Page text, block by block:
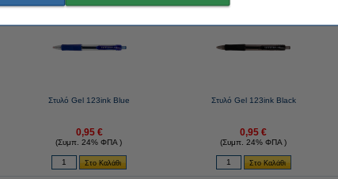
Στυλό Gel 123ink Blue
0,95 €
(Συμπ. 24% ΦΠΑ )
Στυλό Gel 123ink Black
0,95 €
(Συμπ. 24% ΦΠΑ )